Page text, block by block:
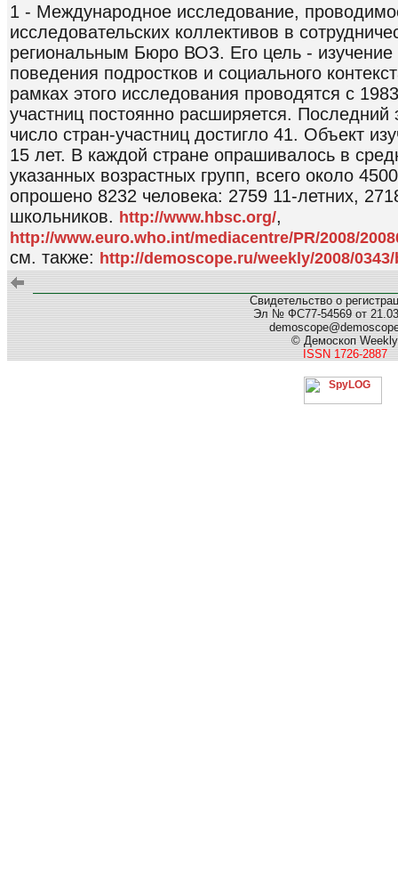
1 - Международное исследование,
исследовательских коллективов в
региональным Бюро ВОЗ. Его цель - изучение
поведения подростков и социального
рамках этого исследования проводятся с
участниц постоянно расширяется. Последний
число стран-участниц достигло 41. Объект
15 лет. В каждой стране опрашивалось в
указанных возрастных групп, всего около
опрошено 8232 человека: 2759 11-летних,
школьников. http://www.hbsc.org/,
http://www.euro.who.int/mediacentre/PR/2008/
см. также: http://demoscope.ru/weekly/2008/
Свидетельство о
Эл № ФС77-54569 от
© Демоскоп Weekly
ISSN 1726-2887